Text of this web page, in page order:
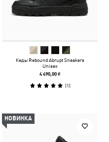
Кеды Rebound Abrupt Sneakers
Unisex
4 490,00 ₴
(1)
НОВИНКА